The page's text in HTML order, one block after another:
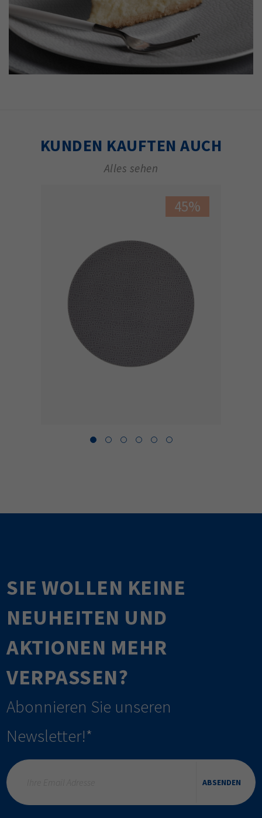
KUNDEN KAUFTEN AUCH
Alles sehen
45%
SIE WOLLEN KEINE
NEUHEITEN UND
AKTIONEN MEHR
VERPASSEN?
Abonnieren Sie unseren
Newsletter!*
ABSENDEN